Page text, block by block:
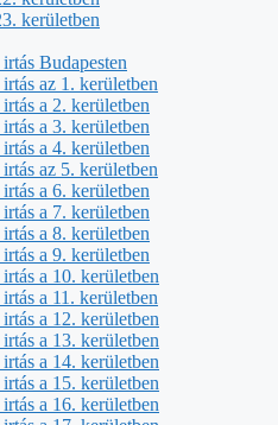
kerületben
Budapesten
az 1. kerületben
a 2. kerületben
a 3. kerületben
a 4. kerületben
az 5. kerületben
a 6. kerületben
a 7. kerületben
a 8. kerületben
a 9. kerületben
a 10. kerületben
a 11. kerületben
a 12. kerületben
a 13. kerületben
a 14. kerületben
a 15. kerületben
a 16. kerületben